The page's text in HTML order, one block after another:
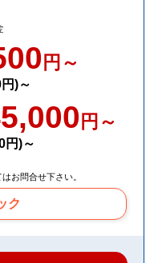
円～
)～
円～
円)～
お問合せ下さい。
ク